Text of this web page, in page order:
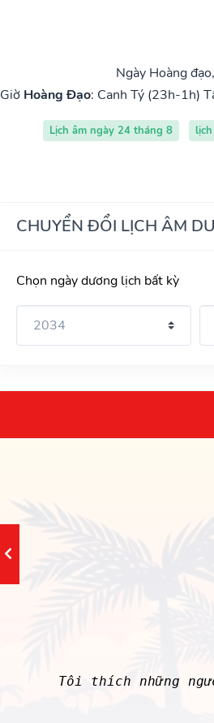
Ngày Hoàng
Giờ Hoàng Đạo: Canh Tý (23h-1h)
Lịch âm ngày 24 tháng 8
CHUYỂN ĐỔI LỊCH ÂM
Chọn ngày dương lịch bất kỳ
Tôi thích những